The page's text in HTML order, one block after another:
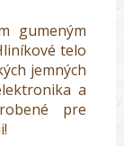
gumeným
telo
jemných
a
pre